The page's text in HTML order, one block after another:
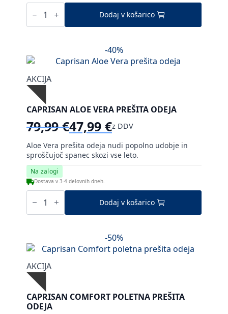
Caprisan
Aloe
vzglavnik
Dodaj v košarico
-40%
Na zalogi
Dostava v 3-4 delovnih dneh.
Aloe Vera prešita odeja nudi popolno udobje in
sproščujoč spanec skozi vse leto.
AKCIJA
CAPRISAN ALOE VERA PREŠITA ODEJA
79,99€
Izvirna
cena
je
bila:
79,99 €.
47,99 €
Trenutna
cena
je:
47,99 €.
z DDV
Caprisan
Aloe
prešita
Dodaj v košarico
-50%
AKCIJA
CAPRISAN COMFORT POLETNA PREŠITA
ODEJA